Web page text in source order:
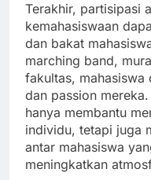
Terakhir, partisipasi
kemahasiswaan
dan bakat
marching band,
fakultas, mahasiswa
dan passion
hanya membantu
individu, tetapi juga
antar mahasiswa
meningkatkan